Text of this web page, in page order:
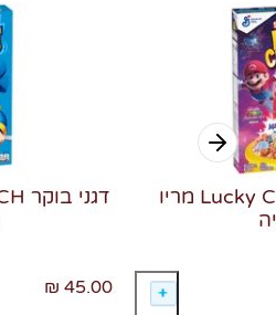
45.00 ₪
דגני בוקר Lucky Charms מריו